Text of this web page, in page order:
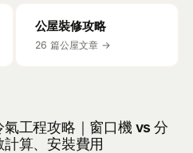
公屋裝修攻略
26 篇公屋文章 →
氣工程攻略｜窗口機 vs 分
算、安裝費用